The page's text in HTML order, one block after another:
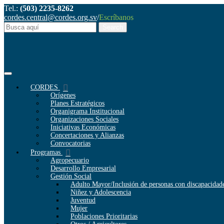
Tel.: (503) 2235-8262
cordes.central@cordes.org.sv/Escríbanos
CORDES
Orígenes
Planes Estratégicos
Organigrama Institucional
Organizaciones Sociales
Iniciativas Económicas
Concertaciones y Alianzas
Convocatorias
Programas
Agropecuario
Desarrollo Empresarial
Gestión Social
Adulto Mayor/Inclusión de personas con
Niñez y Adolescencia
Juventud
Mujer
Poblaciones Prioritarias